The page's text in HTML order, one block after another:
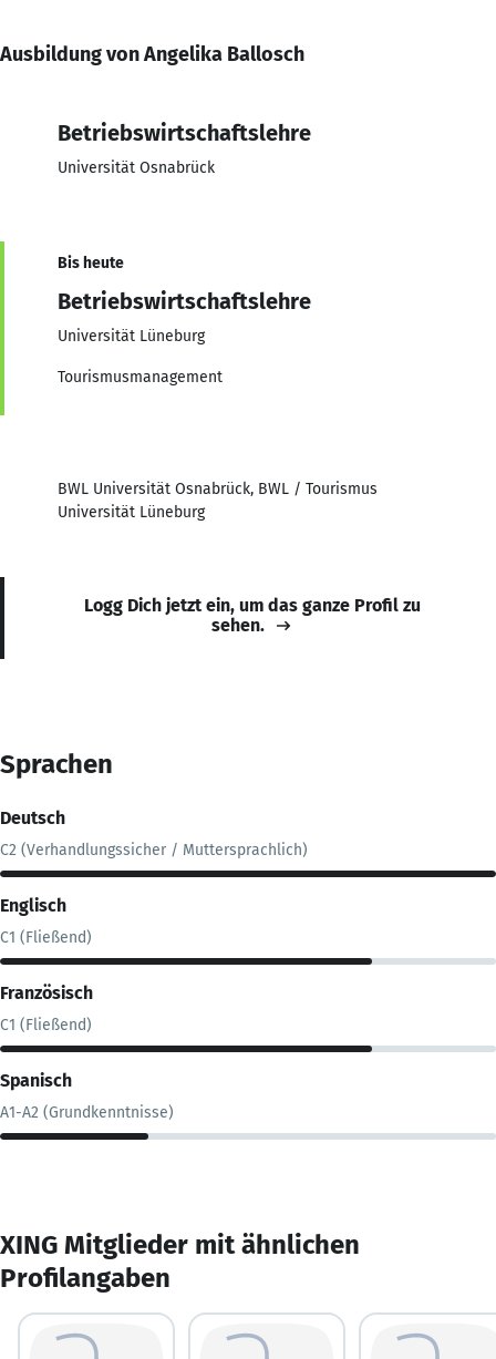
Ausbildung von Angelika Ballosch
Betriebswirtschaftslehre
Universität Osnabrück
Bis heute
Betriebswirtschaftslehre
Universität Lüneburg
Tourismusmanagement
BWL Universität Osnabrück, BWL / Tourismus
Universität Lüneburg
Logg Dich jetzt ein, um das ganze Profil zu
sehen.
Sprachen
Deutsch
C2 (Verhandlungssicher / Muttersprachlich)
Englisch
C1 (Fließend)
Französisch
C1 (Fließend)
Spanisch
A1-A2 (Grundkenntnisse)
XING Mitglieder mit ähnlichen
Profilangaben